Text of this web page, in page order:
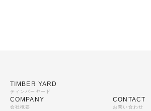
TIMBER YARD
ティンバーヤード
COMPANY
会社概要
CONTACT
お問い合わせ